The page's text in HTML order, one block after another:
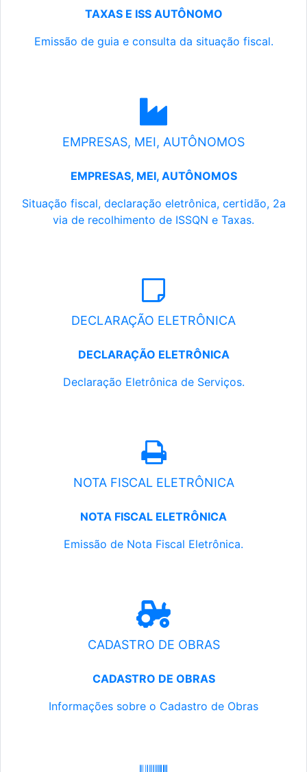
TAXAS E ISS AUTÔNOMO
Emissão de guia e consulta da situação fiscal.
EMPRESAS, MEI, AUTÔNOMOS
EMPRESAS, MEI, AUTÔNOMOS
Situação fiscal, declaração eletrônica, certidão, 2a
via de recolhimento de ISSQN e Taxas.
DECLARAÇÃO ELETRÔNICA
DECLARAÇÃO ELETRÔNICA
Declaração Eletrônica de Serviços.
NOTA FISCAL ELETRÔNICA
NOTA FISCAL ELETRÔNICA
Emissão de Nota Fiscal Eletrônica.
CADASTRO DE OBRAS
CADASTRO DE OBRAS
Informações sobre o Cadastro de Obras